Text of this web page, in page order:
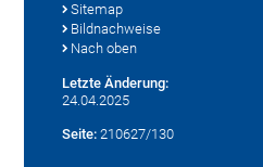
Sitemap
Bildnachweise
Nach oben
Letzte Änderung:
24.04.2025
Seite: 210627/130